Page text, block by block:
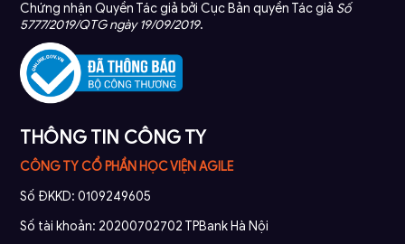
Chứng nhận Quyền Tác giả bởi Cục Bản quyền Tác giả Số
5777/2019/QTG ngày 19/09/2019.
THÔNG TIN CÔNG TY
CÔNG TY CỔ PHẦN HỌC VIỆN AGILE
Số ĐKKD: 0109249605
Số tài khoản: 20200702702 TPBank Hà Nội